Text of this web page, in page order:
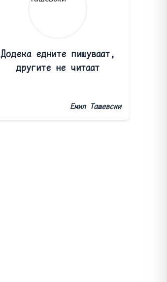
Додека едните пишуваат,
другите не читаат
Емил Ташевски